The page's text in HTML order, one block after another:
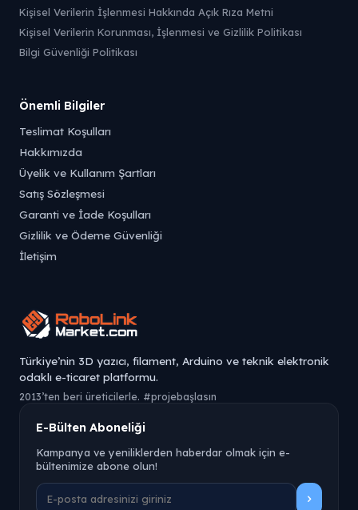
Kişisel Verilerin İşlenmesi Hakkında Açık Rıza Metni
Kişisel Verilerin Korunması, İşlenmesi ve Gizlilik Politikası
Bilgi Güvenliği Politikası
Önemli Bilgiler
Teslimat Koşulları
Hakkımızda
Üyelik ve Kullanım Şartları
Satış Sözleşmesi
Garanti ve İade Koşulları
Gizlilik ve Ödeme Güvenliği
İletişim
Türkiye’nin 3D yazıcı, filament, Arduino ve teknik elektronik
odaklı e-ticaret platformu.
2013’ten beri üreticilerle. #projebaşlasın
E-Bülten Aboneliği
Kampanya ve yeniliklerden haberdar olmak için e-
bültenimize abone olun!